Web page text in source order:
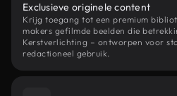
Exclusieve originele content
Krijg toegang tot een premium
makers gefilmde beelden die
Kerstverlichting – ontworpen voor
redactioneel gebruik.